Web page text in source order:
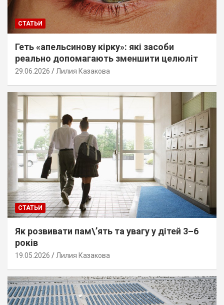
СТАТЬИ
Геть «апельсинову кірку»: які засоби
реально допомагають зменшити целюліт
29.06.2026 Лилия Казакова
СТАТЬИ
Як розвивати пам\’ять та увагу у дітей 3–6
років
19.05.2026 Лилия Казакова